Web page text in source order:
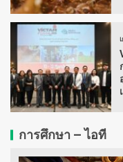
การศึกษา – ไอที